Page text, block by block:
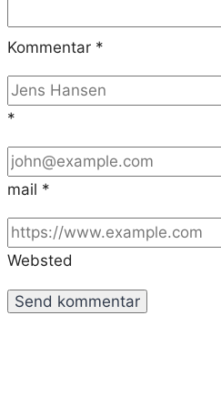
Kommentar *
*
mail *
Websted